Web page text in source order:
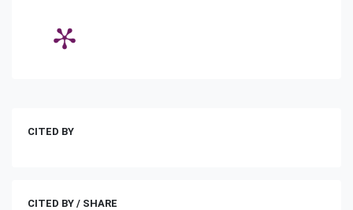
CITED BY
CITED BY / SHARE